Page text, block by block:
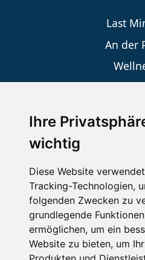
Ihre
wichtig
Diese Website
Tracking-Technologien,
folgenden Zwecken zu
grundlegende
ermöglichen, um ein
Website zu bieten, um
Last
An der
Die Schneehoehen Ski
Muss für alle